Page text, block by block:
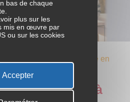
vieillir /
financières liées à l’entrée en
liées à
bas de chaque
plus sur les
mis en œuvre par
ou sur les cookies
Accepter